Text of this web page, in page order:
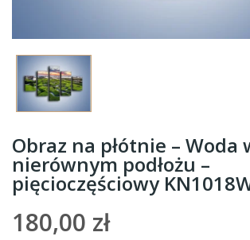
Obraz na płótnie – Woda
nierównym podłożu –
pięcioczęściowy
180,00 zł